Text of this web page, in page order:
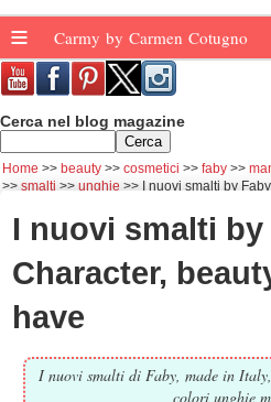
≡ Carmy by Carmen Cotugno
Cerca nel blog magazine
Home beauty cosmetici faby
smalti
unghie I nuovi smalti by
I nuovi smalti by
Character,
have
I nuovi smalti di Faby, made in
colori unghie